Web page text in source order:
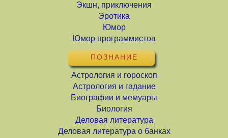
Экшн, приключения
Эротика
Юмор
Юмор программистов
ПОЗНАНИЕ
Астрология и гороскоп
Астрология и гадание
Биографии и мемуары
Биология
Деловая литература
Деловая литература о банках